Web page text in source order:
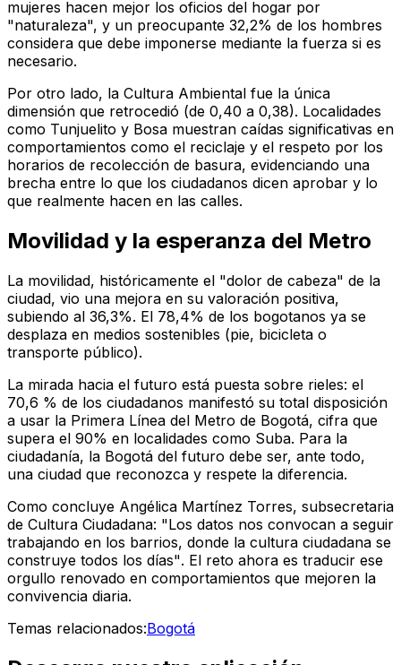
mujeres hacen mejor los oficios del hogar por
"naturaleza", y un preocupante 32,2% de los hombres
considera que debe imponerse mediante la fuerza si es
necesario.
Por otro lado, la Cultura Ambiental fue la única
dimensión que retrocedió (de 0,40 a 0,38). Localidades
como Tunjuelito y Bosa muestran caídas significativas en
comportamientos como el reciclaje y el respeto por los
horarios de recolección de basura, evidenciando una
brecha entre lo que los ciudadanos dicen aprobar y lo
que realmente hacen en las calles.
Movilidad y la esperanza del Metro
La movilidad, históricamente el "dolor de cabeza" de la
ciudad, vio una mejora en su valoración positiva,
subiendo al 36,3%. El 78,4% de los bogotanos ya se
desplaza en medios sostenibles (pie, bicicleta o
transporte público).
La mirada hacia el futuro está puesta sobre rieles: el
70,6 % de los ciudadanos manifestó su total disposición
a usar la Primera Línea del Metro de Bogotá, cifra que
supera el 90% en localidades como Suba. Para la
ciudadanía, la Bogotá del futuro debe ser, ante todo,
una ciudad que reconozca y respete la diferencia.
Como concluye Angélica Martínez Torres, subsecretaria
de Cultura Ciudadana: "Los datos nos convocan a seguir
trabajando en los barrios, donde la cultura ciudadana se
construye todos los días". El reto ahora es traducir ese
orgullo renovado en comportamientos que mejoren la
convivencia diaria.
Temas relacionados:Bogotá